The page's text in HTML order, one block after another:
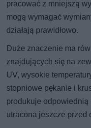
pracować z mniejszą
mogą wymagać
działają prawidłowo.
Duże znaczenie ma
znajdujących się na
UV, wysokie
stopniowe pękanie i
produkuje odpowiednią
utracona jeszcze przed